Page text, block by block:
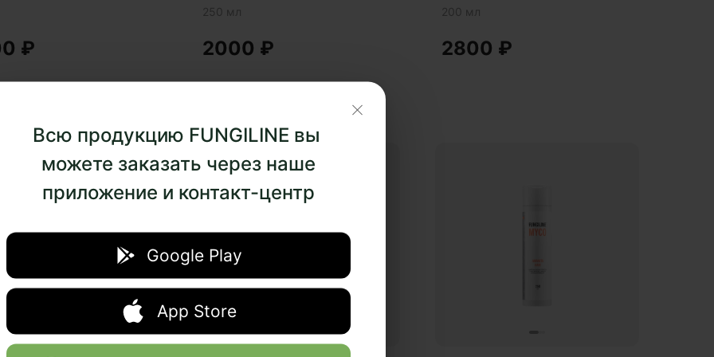
Всю продукцию FUNGILINE вы
можете заказать через наше
приложение и контакт-центр
Google Play
App Store
₽
250 мл
2000 ₽
200 мл
2800 ₽